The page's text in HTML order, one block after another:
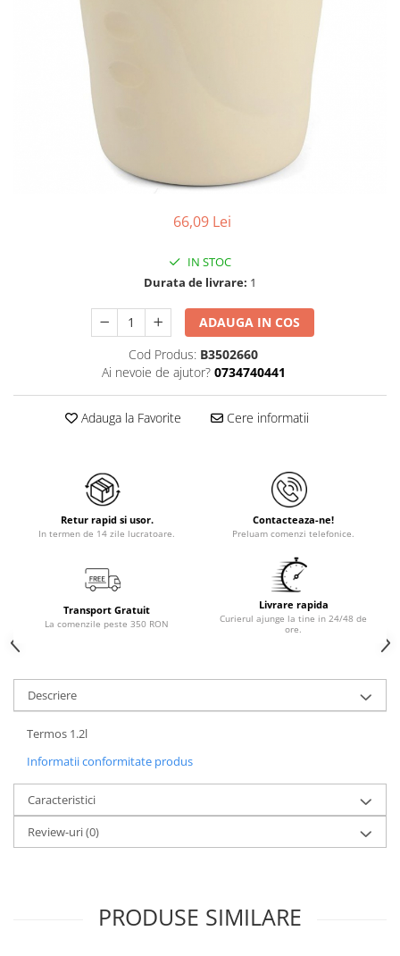
66,09 Lei
IN STOC
Durata de livrare: 1
ADAUGA IN COS
Cod Produs: B3502660
Ai nevoie de ajutor? 0734740441
Adauga la Favorite Cere informatii
Retur rapid si usor.
In termen de 14 zile lucratoare.
Contacteaza-ne!
Preluam comenzi telefonice.
Transport Gratuit
La comenzile peste 350 RON
Livrare rapida
Curierul ajunge la tine in 24/48 de
ore.
Descriere
Termos 1.2l
Informatii conformitate produs
Caracteristici
Review-uri(0)
PRODUSE SIMILARE